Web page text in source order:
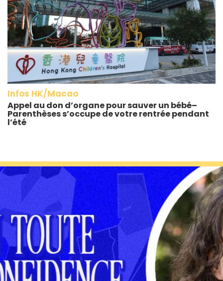
Infos HK/Macao
Appel au don d’organe pour sauver un bébé–
Parenthèses s’occupe de votre rentrée pendant
l’été